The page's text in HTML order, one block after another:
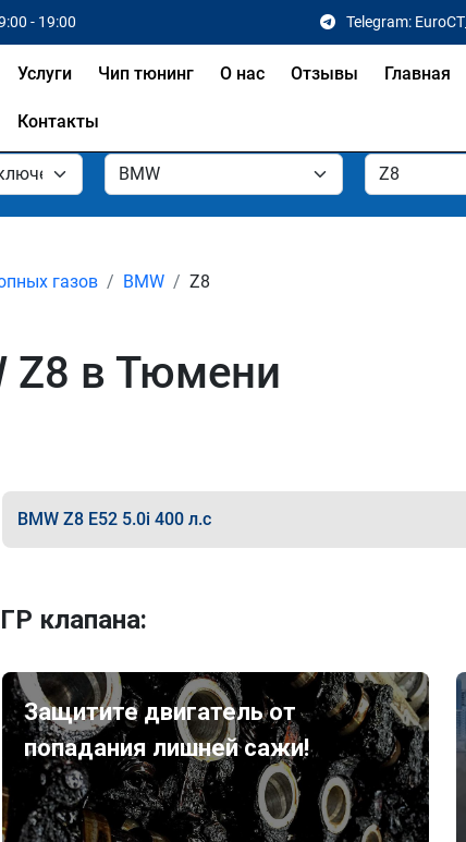
- 19:00 Telegram:
Услуги Чип тюнинг О нас Отзывы Главная
Контакты
газов BMW Z8
Z8 в Тюмени
BMW Z8 E52 5.0i 400 л.с
клапана:
Защитите двигатель от
попадания лишней сажи!